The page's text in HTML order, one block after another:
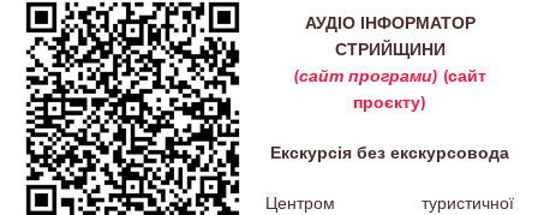
АУДІО ІНФОРМАТОР
СТРИЙЩИНИ
(сайт програми) (сайт
проєкту)
Екскурсія без екскурсовода
Центром туристичної